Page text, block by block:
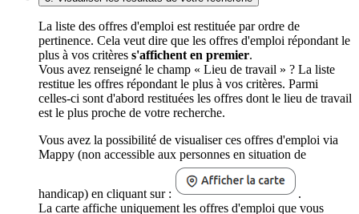
La liste des offres d'emploi est restituée par ordre de
pertinence. Cela veut dire que les offres d'emploi répondant le
plus à vos critères s'affichent en premier.
Vous avez renseigné le champ « Lieu de travail » ? La liste
restitue les offres répondant le plus à vos critères. Parmi
celles-ci sont d'abord restituées les offres dont le lieu de travail
est le plus proche de votre recherche.
Vous avez la possibilité de visualiser ces offres d'emploi via
Mappy (non accessible aux personnes en situation de
handicap) en cliquant sur :
.
La carte affiche uniquement les offres d'emploi que vous